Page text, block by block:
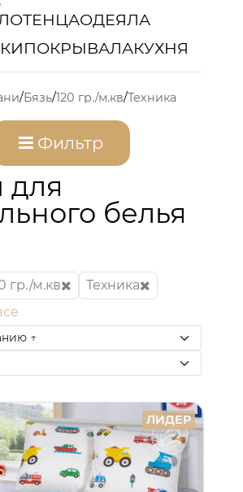
ОДЕЯЛА
ПОКРЫВАЛАКУХНЯ
Бязь 120 гр./м.кв Техника
Фильтр
для
белья
гр./м.кв
Техника
ЛИДЕР